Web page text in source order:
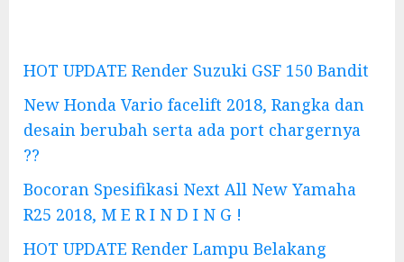
HOT UPDATE Render Suzuki GSF 150 Bandit
New Honda Vario facelift 2018, Rangka dan
desain berubah serta ada port chargernya
??
Bocoran Spesifikasi Next All New Yamaha
R25 2018, M E R I N D I N G !
HOT UPDATE Render Lampu Belakang